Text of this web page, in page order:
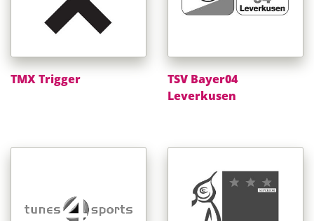
TMX Trigger
TSV Bayer04
Leverkusen